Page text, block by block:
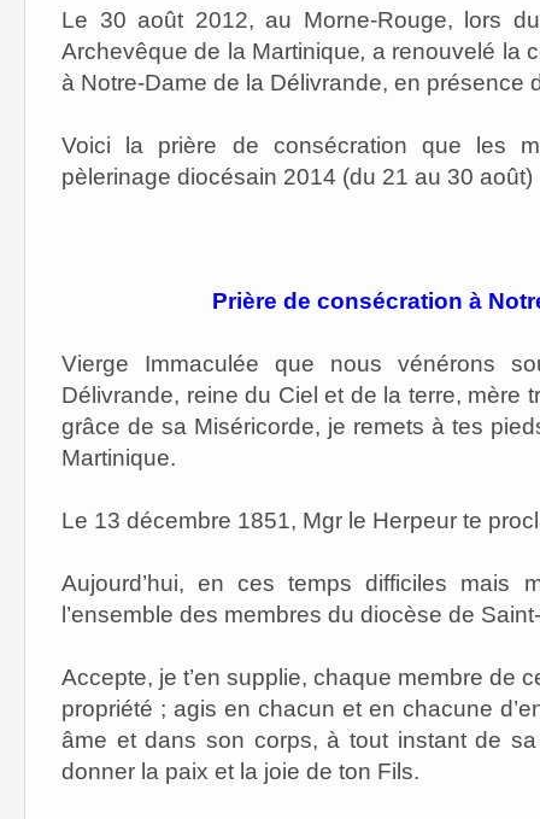
Le 30 août 2012, au Morne-Rouge, lors
Archevêque de la Martinique, a renouvelé la
à Notre-Dame de la Délivrande, en présence
Voici la prière de consécration que les
pèlerinage diocésain 2014 (du 21 au 30 août)
Prière de consécration à
Vierge Immaculée que nous vénérons
Délivrande, reine du Ciel et de la terre, mère
grâce de sa Miséricorde, je remets à tes
Martinique.
Le 13 décembre 1851, Mgr le Herpeur te
Aujourd’hui, en ces temps difficiles mais
l’ensemble des membres du diocèse de
Accepte, je t’en supplie, chaque membre de
propriété ; agis en chacun et en chacune
âme et dans son corps, à tout instant de
donner la paix et la joie de ton Fils.